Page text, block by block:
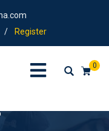
/ Register
0